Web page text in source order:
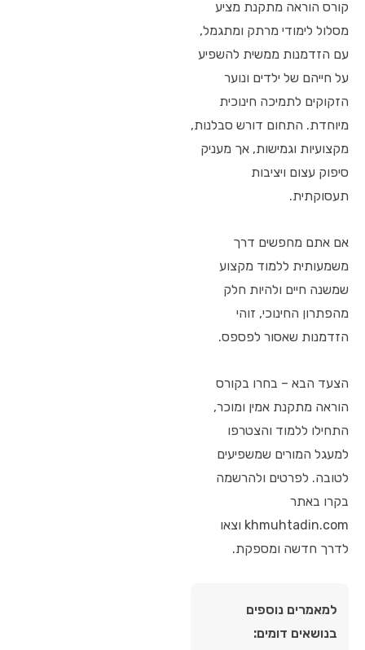
קורס הוראה מתקנת מציע
מסלול לימודי מרתק ומתגמל,
עם הזדמנות ממשית להשפיע
על חייהם של ילדים ונוער
הזקוקים לתמיכה חינוכית
מיוחדת. התחום דורש סבלנות,
מקצועיות וגמישות, אך מעניק
סיפוק עצום ויציבות
תעסוקתית.
אם אתם מחפשים דרך
משמעותית ללמוד מקצוע
שמשנה חיים ולהיות חלק
מהפתרון החינוכי, זוהי
הזדמנות שאסור לפספס.
הצעד הבא – בחרו בקורס
הוראה מתקנת אמין ומוכר,
התחילו ללמוד והצטרפו
למעגל המורים שמשפיעים
לטובה. לפרטים ולהרשמה
בקרו באתר
khmuhtadin.com וצאו
לדרך חדשה ומספקת.
למאמרים נוספים
בנושאים דומים: